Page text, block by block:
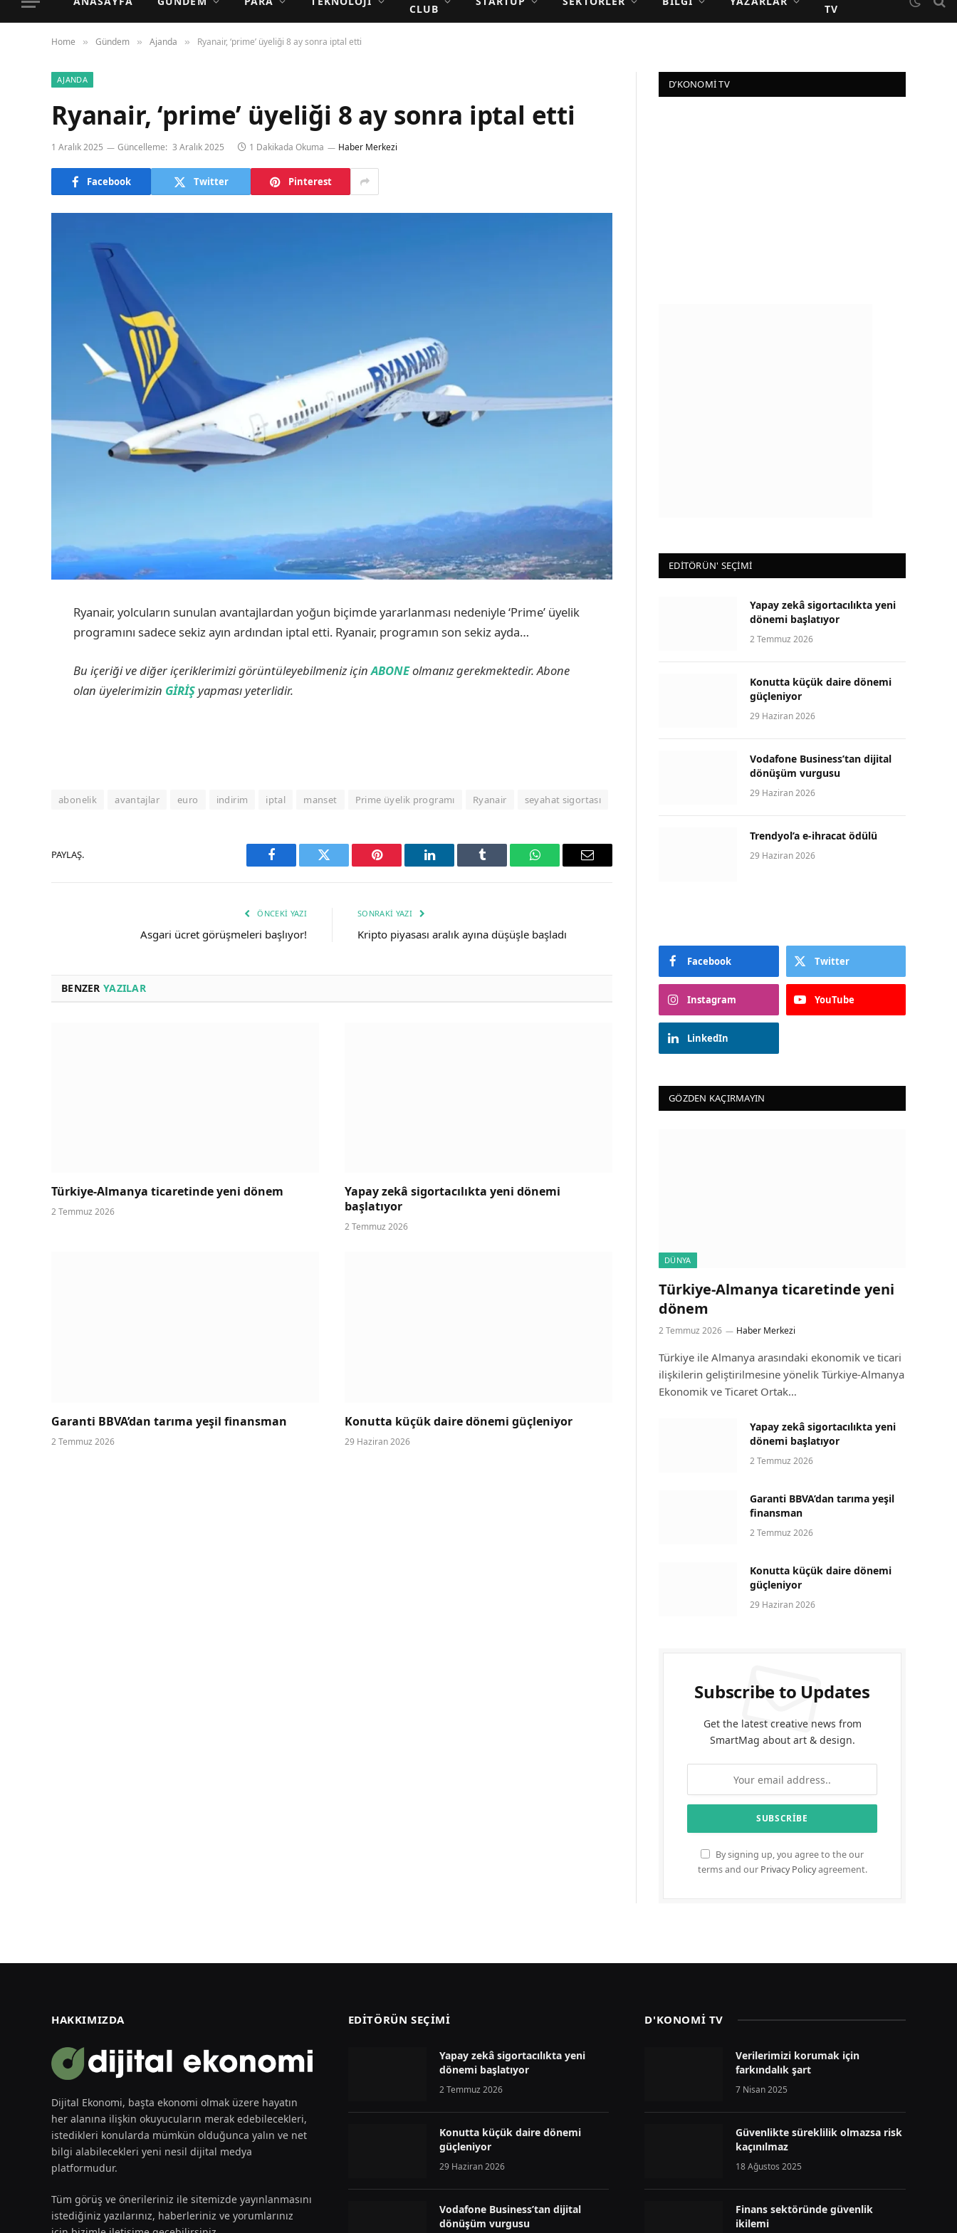
CLUB TV
Home » Gündem » Ajanda » Ryanair, ‘prime’ üyeliği 8 ay sonra iptal etti
AJANDA
Ryanair, ‘prime’ üyeliği 8 ay sonra iptal etti
1 Aralık 2025 Güncelleme: 3 Aralık 2025 1 Dakikada Okuma Haber Merkezi
Facebook Twitter Pinterest
Ryanair, yolcuların sunulan avantajlardan yoğun biçimde yararlanması nedeniyle ‘Prime’ üyelik
programını sadece sekiz ayın ardından iptal etti. Ryanair, programın son sekiz ayda…
Bu içeriği ve diğer içeriklerimizi görüntüleyebilmeniz içinABONEolmanız gerekmektedir. Abone
olan üyelerimizin GİRİŞyapması yeterlidir.
abonelik avantajlar euro indirim iptal manset Prime üyelik programı Ryanair seyahat sigortası
PAYLAŞ.
Facebook Twitter Pinterest LinkedIn Tumblr WhatsAppEmail
ÖNCEKI YAZI
Asgari ücret görüşmeleri başlıyor!
SONRAKI YAZI
Kripto piyasası aralık ayına düşüşle başladı
BENZER YAZILAR
Türkiye-Almanya ticaretinde yeni dönem
2 Temmuz 2026
Yapay zekâ sigortacılıkta yeni dönemi
başlatıyor
2 Temmuz 2026
Garanti BBVA’dan tarıma yeşil finansman
2 Temmuz 2026
Konutta küçük daire dönemi güçleniyor
29 Haziran 2026
D’KONOMI TV
EDİTÖRÜN' SEÇİMİ
Yapay zekâ sigortacılıkta yeni
dönemi başlatıyor
2 Temmuz 2026
Konutta küçük daire dönemi
güçleniyor
29 Haziran 2026
Vodafone Business’tan dijital
dönüşüm vurgusu
29 Haziran 2026
Trendyol’a e-ihracat ödülü
29 Haziran 2026
Facebook Twitter
Instagram YouTube
LinkedIn
GÖZDEN KAÇIRMAYIN
DÜNYA
Türkiye-Almanya ticaretinde yeni
dönem
2 Temmuz 2026 Haber Merkezi
Türkiye ile Almanya arasındaki ekonomik ve ticari
ilişkilerin geliştirilmesine yönelik Türkiye-Almanya
Ekonomik ve Ticaret Ortak…
Yapay zekâ sigortacılıkta yeni
dönemi başlatıyor
2 Temmuz 2026
Garanti BBVA’dan tarıma yeşil
finansman
2 Temmuz 2026
Konutta küçük daire dönemi
güçleniyor
29 Haziran 2026
Subscribe to Updates
Get the latest creative news from
SmartMag about art & design.
By signing up, you agree to the our
terms and our Privacy Policyagreement.
HAKKIMIZDA
Dijital Ekonomi, başta ekonomi olmak üzere hayatın
her alanına ilişkin okuyucuların merak edebilecekleri,
istedikleri konularda mümkün olduğunca yalın ve net
bilgi alabilecekleri yeni nesil dijital medya
platformudur.
Tüm görüş ve önerileriniz ile sitemizde yayınlanmasını
istediğiniz yazılarınız, haberleriniz ve yorumlarınız
EDİTÖRÜN SEÇİMİ
Yapay zekâ sigortacılıkta yeni
dönemi başlatıyor
2 Temmuz 2026
Konutta küçük daire dönemi
güçleniyor
29 Haziran 2026
Vodafone Business’tan dijital
dönüşüm vurgusu
D'KONOMİ TV
Verilerimizi korumak için
farkındalık şart
7 Nisan 2025
Güvenlikte süreklilik olmazsa risk
kaçınılmaz
18 Ağustos 2025
Finans sektöründe güvenlik
ikilemi